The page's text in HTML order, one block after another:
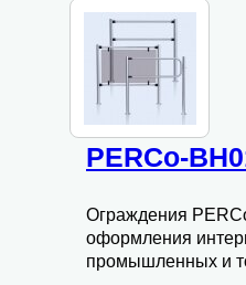
PERCo-
Ограждения
оформления
промышленных и